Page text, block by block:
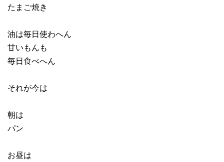
たまご焼き
油は毎日使わへん
甘いもんも
毎日食べへん
それが今は
朝は
パン
お昼は